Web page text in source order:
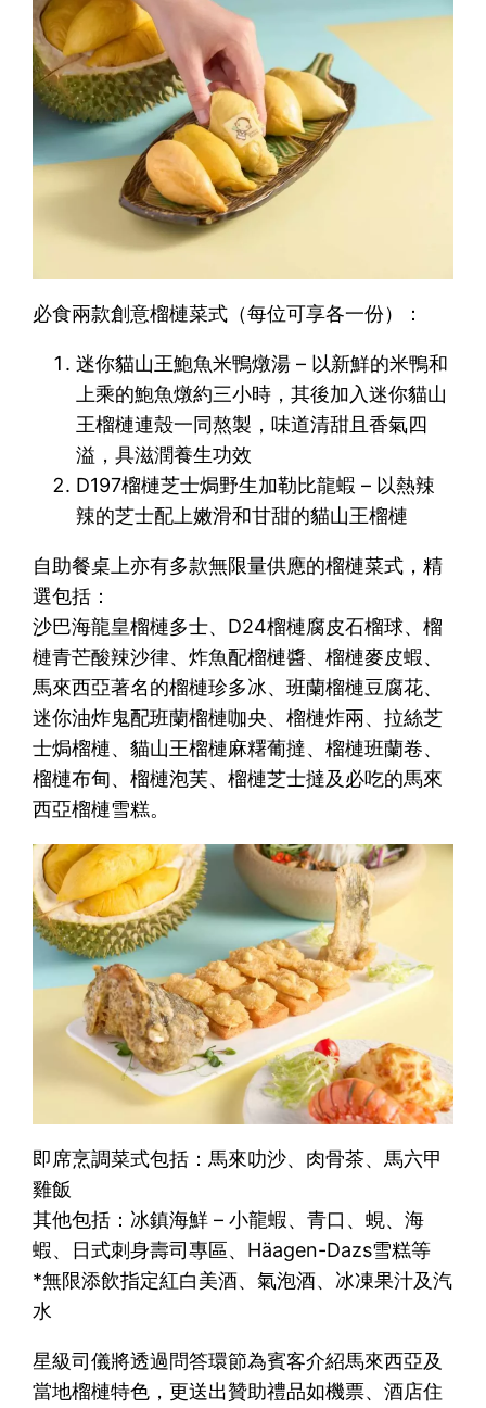
必食兩款創意榴槤菜式（每位可享各一份）：
迷你貓山王鮑魚米鴨燉湯 – 以新鮮的米鴨和
上乘的鮑魚燉約三小時，其後加入迷你貓山
王榴槤連殼一同熬製，味道清甜且香氣四
溢，具滋潤養生功效
D197榴槤芝士焗野生加勒比龍蝦 – 以熱辣
辣的芝士配上嫩滑和甘甜的貓山王榴槤
自助餐桌上亦有多款無限量供應的榴槤菜式，精
選包括：
沙巴海龍皇榴槤多士、D24榴槤腐皮石榴球、榴
槤青芒酸辣沙律、炸魚配榴槤醬、榴槤麥皮蝦、
馬來西亞著名的榴槤珍多冰、班蘭榴槤豆腐花、
迷你油炸鬼配班蘭榴槤咖央、榴槤炸兩、拉絲芝
士焗榴槤、貓山王榴槤麻糬葡撻、榴槤班蘭卷、
榴槤布甸、榴槤泡芙、榴槤芝士撻及必吃的馬來
西亞榴槤雪糕。
即席烹調菜式包括：馬來叻沙、肉骨茶、馬六甲
雞飯
其他包括：冰鎮海鮮 – 小龍蝦、青口、蜆、海
蝦、日式刺身壽司專區、Häagen-Dazs雪糕等
*無限添飲指定紅白美酒、氣泡酒、冰凍果汁及汽
水
星級司儀將透過問答環節為賓客介紹馬來西亞及
當地榴槤特色，更送出贊助禮品如機票、酒店住